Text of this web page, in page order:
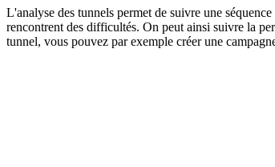
L'analyse des tunnels permet de suivre une
rencontrent des difficultés. On peut ainsi suivre la
tunnel, vous pouvez par exemple créer une